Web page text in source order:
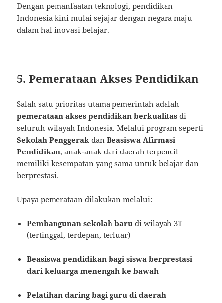
Dengan pemanfaatan teknologi, pendidikan
Indonesia kini mulai sejajar dengan negara maju
dalam hal inovasi belajar.
5. Pemerataan Akses Pendidikan
Salah satu prioritas utama pemerintah adalah
pemerataan akses pendidikan berkualitas di
seluruh wilayah Indonesia. Melalui program seperti
Sekolah Penggerak danBeasiswa Afirmasi
Pendidikan, anak-anak dari daerah terpencil
memiliki kesempatan yang sama untuk belajar dan
berprestasi.
Upaya pemerataan dilakukan melalui:
Pembangunan sekolah baru di wilayah 3T
(tertinggal, terdepan, terluar)
Beasiswa pendidikan bagi siswa berprestasi
dari keluarga menengah ke bawah
Pelatihan daring bagi guru di daerah